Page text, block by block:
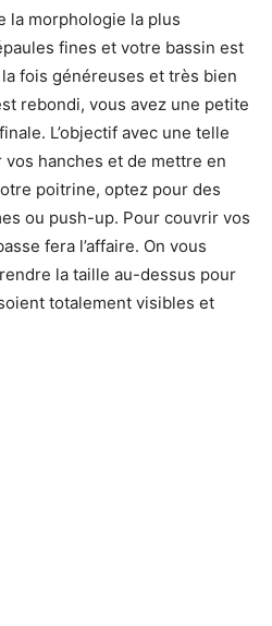
la morphologie la plus
fines et votre bassin est
fois généreuses et très bien
rebondi, vous avez une petite
L’objectif avec une telle
vos hanches et de mettre en
poitrine, optez pour des
ou push-up. Pour couvrir vos
fera l’affaire. On vous
la taille au-dessus pour
totalement visibles et